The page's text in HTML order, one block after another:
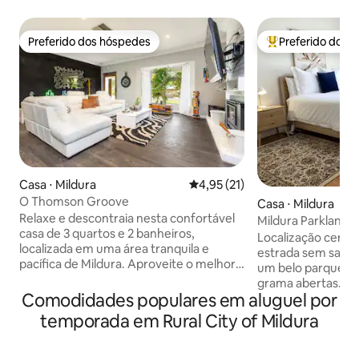
Preferido dos hóspedes
Preferido dos hóspedes
Casa ⋅ Mildura 4,95 de uma avaliação média
4,95 (21)
O Thomson Groove
Relaxe e descontraia nesta confortável
casa de 3 quartos e 2 banheiros,
localizada em uma área tranquila e
pacífica de Mildura. Aproveite o melhor
caminhada até o rio Murray, onde você
pode seguir a paisagística calçada à beira
do rio até a cidade, ou faça uma rápida
Entre os
Preferido dos
Casa ⋅ Mildura
Mildura
e tranquila
Localização
estrada sem
um belo parque
grama abertas. A casa foi restaurada
para preservar
do século com
incluídas Novo sistema de ar-
Comodidades populares em aluguel por
temporada em Rural City of Mildura